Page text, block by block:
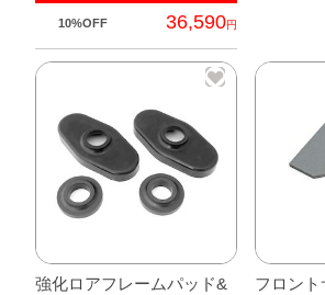
10%OFF 36,590円
強化ロアフレームパッド&
フロント